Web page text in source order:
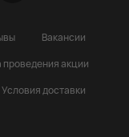
Вакансии
проведения акции
Условия доставки